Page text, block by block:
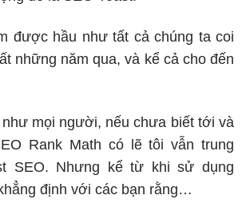
được hầu như tất cả chúng ta coi
những năm qua, và kể cả cho đến
như mọi người, nếu chưa biết tới và
Rank Math có lẽ tôi vẫn trung
SEO. Nhưng kể từ khi sử dụng
định với các bạn rằng…